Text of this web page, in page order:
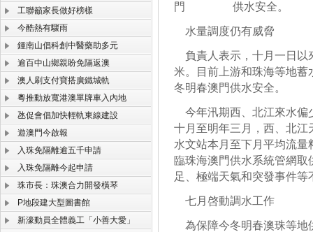
工聯籲家長做好榜樣
今酷熱有驟雨
鍾南山倡科創中醫藥助多元
逾百中山鄉親盼免隔返澳
澳人刷支付寶搭廣鐵城軌
粵推動放寬港澳單牌車入內地
氹促會倡加快輕軌東線建設
遊澳門今啟報
入珠免隔離逾五千申請
入珠免隔離今起申請
珠市長：珠澳合力開發橫琴
P地段建大型圖書館
新濠動員全體義工「小善大愛」
門 供水安全。
水量調度仍有威脅
負責人表示，十月一日以
米。目前上游和珠海等地
冬明春澳門供水安全。
今年汛期西、北江來水偏
十月至明年三月，西、北
水文站本月至下月平均流
臨珠海澳門供水系統管網
足、極端天氣和突發事件等
七月啓動調水工作
為保障今冬明春澳珠等地